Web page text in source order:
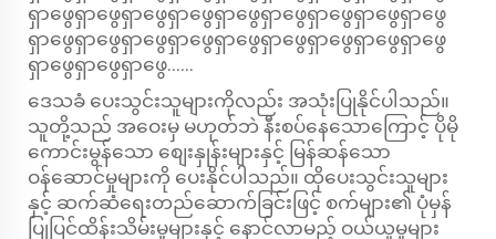
ရှာဖွေရှာဖွေရှာဖွေရှာဖွေရှာဖွေရှာဖွေရှာဖွေရှာဖွေရှာဖွေ
ရှာဖွေရှာဖွေရှာဖွေရှာဖွေရှာဖွေရှာဖွေရှာဖွေရှာဖွေရှာဖွေ
ရှာဖွေရှာဖွေရှာဖွေ......
ဒေသခံ ပေးသွင်းသူများကိုလည်း အသုံးပြုနိုင်ပါသည်။
သူတို့သည် အဝေးမှ မဟုတ်ဘဲ နီးစပ်နေသောကြောင့် ပိုမို
ကောင်းမွန်သော စျေးနှုန်းများနှင့် မြန်ဆန်သော
ဝန်ဆောင်မှုများကို ပေးနိုင်ပါသည်။ ထိုပေးသွင်းသူများ
နှင့် ဆက်ဆံရေးတည်ဆောက်ခြင်းဖြင့် စက်များ၏ ပုံမှန်
ပြုပြင်ထိန်းသိမ်းမှုများနှင့် နောင်လာမည့် ဝယ်ယူမှုများ